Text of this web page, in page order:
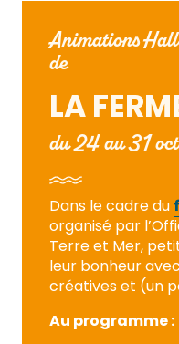
Animations
de
LA
du 24 au 31
Dans le cadre du
organisé par
Terre et Mer,
leur bonheur
créatives et (un
Au programme :